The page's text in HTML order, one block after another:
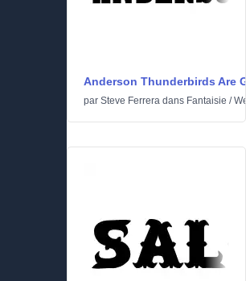
Anderson Thunderbirds Are
par Steve Ferrera dans Fantaisie /